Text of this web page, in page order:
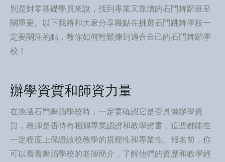
別是對零基礎學員來說，找到專業又靠譜的石門舞蹈班至
關重要。以下我將和大家分享幾點在挑選石門跳舞學校一
定要關注的點，教你如何輕鬆揀到適合自己的石門舞蹈學
校！
辦學資質和師資力量
在挑選石門舞蹈學校時，一定要確認它是否具備辦學資
質，教師是否持有相關專業認證和教學證書，這些都能在
一定程度上保證該校教學的規範性和專業性。報名前，你
可以看看舞蹈學校的老師簡介，了解他們的資歷和教學經